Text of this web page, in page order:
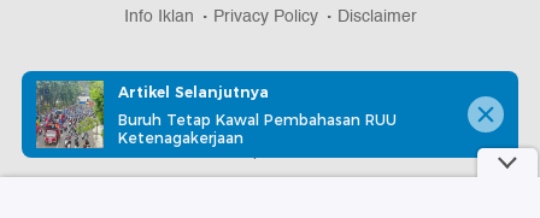
Info Iklan
Privacy Policy Disclaimer
Download aplikasi detikcom
Artikel Selanjutnya
Buruh Tetap Kawal Pembahasan RUU
Ketenagakerjaan